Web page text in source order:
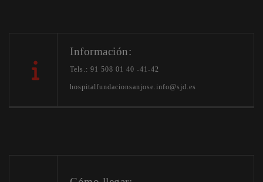
Información:
Tels.: 91 508 01 40 -41-42
hospitalfundacionsanjose.info@sjd.es